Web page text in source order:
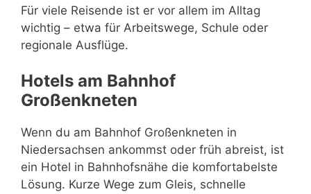
Für viele Reisende ist er vor allem im Alltag
wichtig – etwa für Arbeitswege, Schule oder
regionale Ausflüge.
Hotels am Bahnhof
Großenkneten
Wenn du am Bahnhof Großenkneten in
Niedersachsen ankommst oder früh abreist, ist
ein Hotel in Bahnhofsnähe die komfortabelste
Lösung. Kurze Wege zum Gleis, schnelle